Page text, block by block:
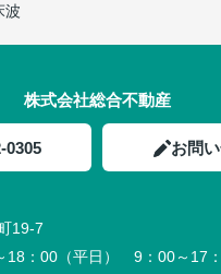
波
株式会社総合不動産
0305 お問
19-7
18：00（平日） 9：00～17：